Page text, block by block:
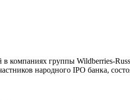
компаниях группы Wildberries-
народного IPO банка,